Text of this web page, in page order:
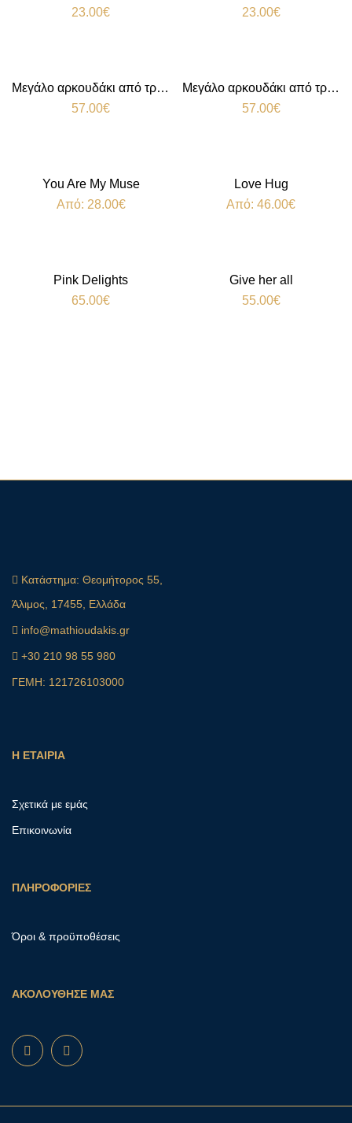
23.00€
23.00€
Μεγάλο αρκουδάκι από τριαντάφυλλα Pink
57.00€
Μεγάλο αρκουδάκι από τριαντάφυλλα Red
57.00€
You Are My Muse
Από: 28.00€
Love Hug
Από:46.00€
Pink Delights
65.00€
Give her all
55.00€
Κατάστημα: Θεομήτορος 55,
Άλιμος, 17455, Ελλάδα
info@mathioudakis.gr
+30 210 98 55 980
ΓΕΜΗ: 121726103000
Η ΕΤΑΙΡΙΑ
Σχετικά με εμάς
Επικοινωνία
ΠΛΗΡΟΦΟΡΙΕΣ
Όροι & προϋποθέσεις
ΑΚΟΛΟΥΘΗΣΕ ΜΑΣ